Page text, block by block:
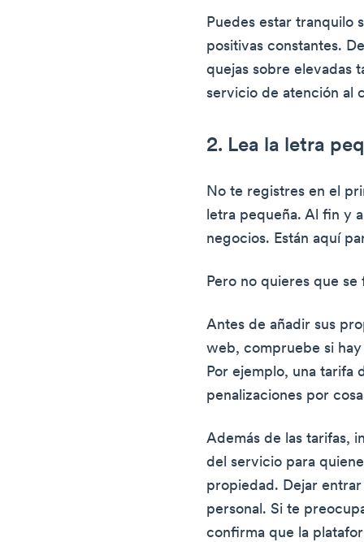
Puedes estar tranquilo
positivas constantes.
quejas sobre elevadas
servicio de atención al
2. Lea la letra
No te registres en el
letra pequeña. Al fin y
negocios. Están aquí
Pero no quieres que
Antes de añadir sus
web, compruebe si
Por ejemplo, una tarifa
penalizaciones por
Además de las tarifas,
del servicio para
propiedad. Dejar
personal. Si te
confirma que la